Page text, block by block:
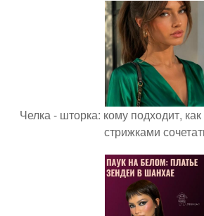
Челка - шторка: кому подходит,
стрижками